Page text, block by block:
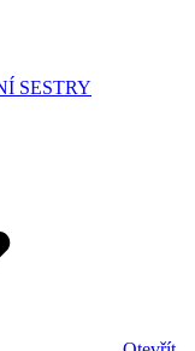
SESTRY